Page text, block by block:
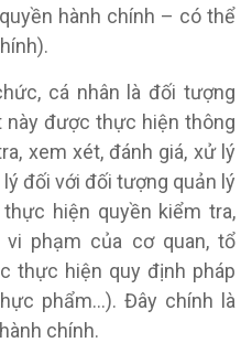
hành chính – có thể
cá nhân là đối tượng
được thực hiện thông
xem xét, đánh giá, xử lý
đối với đối tượng quản lý
hiện quyền kiểm tra,
phạm của cơ quan, tổ
thực hiện quy định pháp
phẩm…). Đây chính là
chính.